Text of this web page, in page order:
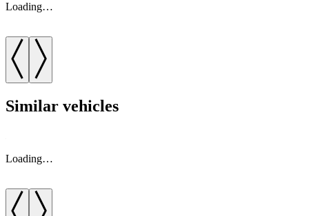
Loading…
Similar vehicles
Loading…